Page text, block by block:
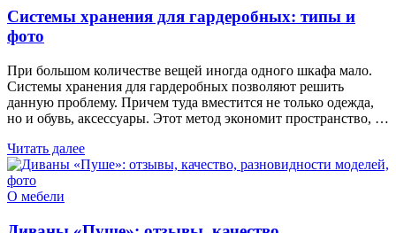
Системы хранения для гардеробных: типы и
фото
При большом количестве вещей иногда одного шкафа мало.
Системы хранения для гардеробных позволяют решить
данную проблему. Причем туда вместится не только одежда,
но и обувь, аксессуары. Этот метод экономит пространство, …
Читать далее
О мебели